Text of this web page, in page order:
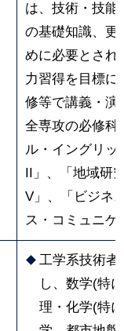
は、技術・技能
の基礎知識、更
めに必要とされ
力習得を目標に
修等で講義・演
全専攻の必修科
ル・イングリッ
II」、「地域研
V」、「ビジネ
ス・コミュニケ
工学系技術者
し、数学(特
理・化学(特